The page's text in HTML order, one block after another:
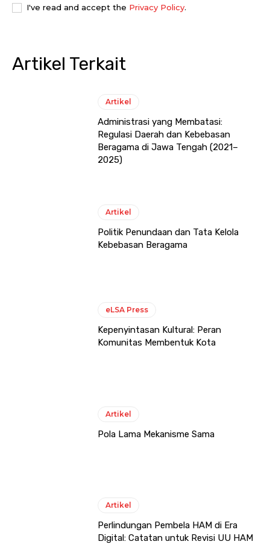
I've read and accept the Privacy Policy.
Artikel Terkait
Artikel
Administrasi yang Membatasi:
Regulasi Daerah dan Kebebasan
Beragama di Jawa Tengah (2021–
2025)
Artikel
Politik Penundaan dan Tata Kelola
Kebebasan Beragama
eLSA Press
Kepenyintasan Kultural: Peran
Komunitas Membentuk Kota
Artikel
Pola Lama Mekanisme Sama
Artikel
Perlindungan Pembela HAM di Era
Digital: Catatan untuk Revisi UU HAM